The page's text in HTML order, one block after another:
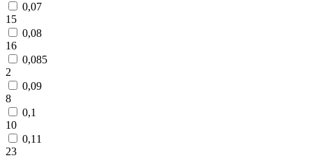
0,07
15
0,08
16
0,085
2
0,09
8
0,1
10
0,11
23